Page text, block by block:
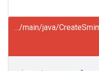
gmail/snippets/src/main/java/CreateSmimeInfo.java